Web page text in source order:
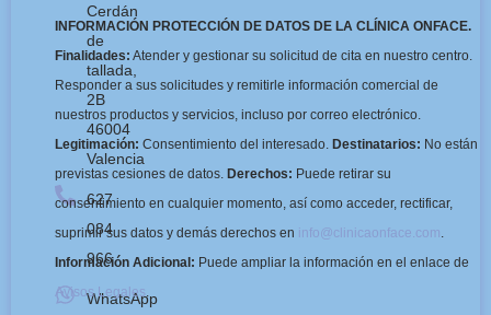
Cerdán
de
tallada,
2B
46004
Valencia
627
084
966
WhatsApp
INFORMACIÓN PROTECCIÓN DE DATOS DE LA CLÍNICA ONFACE.
Finalidades: Atender y gestionar su solicitud de cita en nuestro centro.
Responder a sus solicitudes y remitirle información comercial de
nuestros productos y servicios, incluso por correo electrónico.
Legitimación: Consentimiento del interesado. Destinatarios: No están
previstas cesiones de datos. Derechos: Puede retirar su
consentimiento en cualquier momento, así como acceder, rectificar,
suprimir sus datos y demás derechos en info@clinicaonface.com
Información Adicional: Puede ampliar la información en el enlace de
Avisos Legales